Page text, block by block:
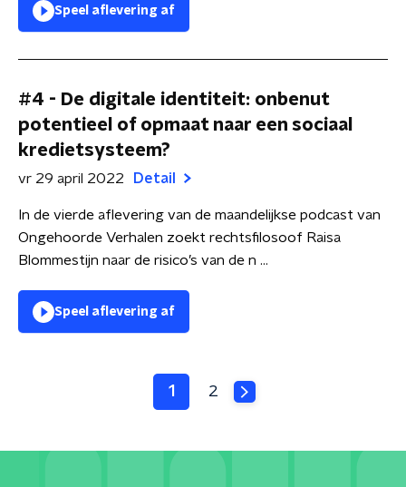
Speel aflevering af
#4 - De digitale identiteit: onbenut
potentieel of opmaat naar een sociaal
kredietsysteem?
vr 29 april 2022 Detail
In de vierde aflevering van de maandelijkse podcast van
Ongehoorde Verhalen zoekt rechtsfilosoof Raisa
Blommestijn naar de risico’s van de n ...
Speel aflevering af
1 2